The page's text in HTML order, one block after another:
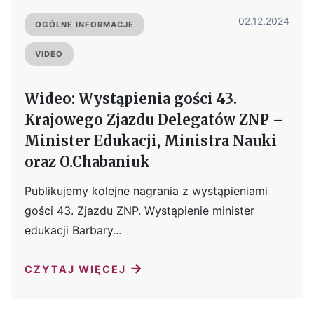
OGÓLNE INFORMACJE
VIDEO
02.12.2024
Wideo: Wystąpienia gości 43.
Krajowego Zjazdu Delegatów ZNP –
Minister Edukacji, Ministra Nauki
oraz O.Chabaniuk
Publikujemy kolejne nagrania z wystąpieniami
gości 43. Zjazdu ZNP. Wystąpienie minister
edukacji Barbary...
CZYTAJ WIĘCEJ →